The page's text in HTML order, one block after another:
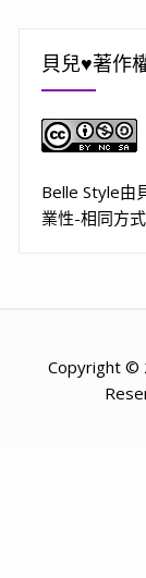
貝兒♥著作
Belle Style由
業性-相同方
Copyright ©